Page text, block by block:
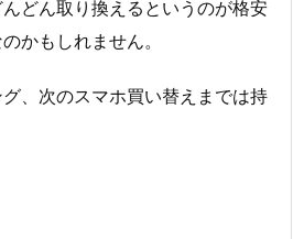
どん取り換えるというのが格安
かもしれません。
、次のスマホ買い替えまでは持